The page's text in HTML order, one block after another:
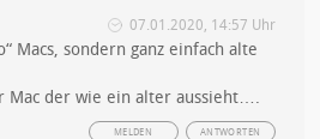
07.01.2020, 14:57 Uhr
Macs, sondern ganz einfach alte
Mac der wie ein alter aussieht….
ANTWORTEN
MELDEN